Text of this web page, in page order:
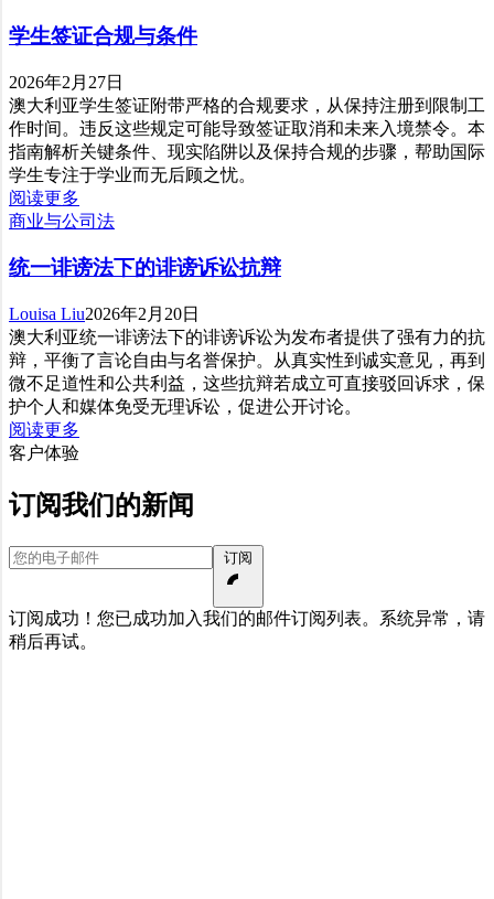
学生签证合规与条件
2026年2月27日
澳大利亚学生签证附带严格的合规要求，从保持注册到限制工
作时间。违反这些规定可能导致签证取消和未来入境禁令。本
指南解析关键条件、现实陷阱以及保持合规的步骤，帮助国际
学生专注于学业而无后顾之忧。
阅读更多
商业与公司法
统一诽谤法下的诽谤诉讼抗辩
Louisa Liu2026年2月20日
澳大利亚统一诽谤法下的诽谤诉讼为发布者提供了强有力的抗
辩，平衡了言论自由与名誉保护。从真实性到诚实意见，再到
微不足道性和公共利益，这些抗辩若成立可直接驳回诉求，保
护个人和媒体免受无理诉讼，促进公开讨论。
阅读更多
客户体验
订阅我们的新闻
您的电子邮件
订阅成功！您已成功加入我们的邮件订阅列表。 系统异常，请
稍后再试。